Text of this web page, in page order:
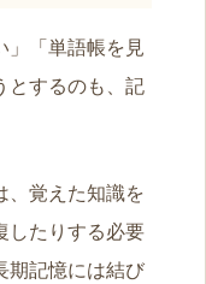
」「単語帳を見
とするのも、記
、覚えた知識を
したりする必要
期記憶には結び